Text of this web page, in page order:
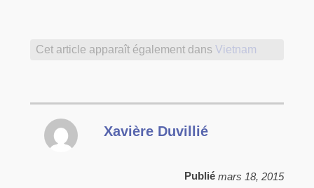
Cet article apparaît également dans Vietnam
Xavière Duvillié
Publié mars 18, 2015